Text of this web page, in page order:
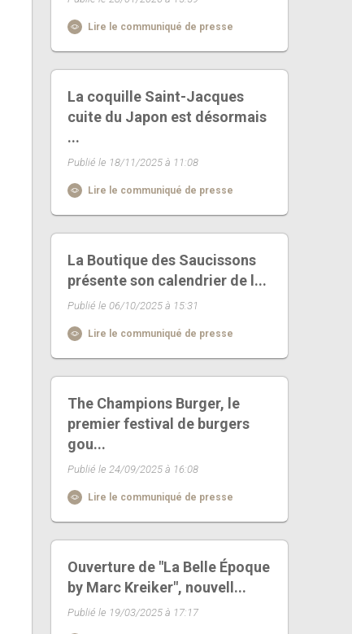
Lire le communiqué de presse
La coquille Saint-Jacques
cuite du Japon est désormais
...
Publié le 18/11/2025 à 11:08
Lire le communiqué de presse
La Boutique des Saucissons
présente son calendrier de l...
Publié le 06/10/2025 à 15:31
Lire le communiqué de presse
The Champions Burger, le
premier festival de burgers
gou...
Publié le 24/09/2025 à 16:08
Lire le communiqué de presse
Ouverture de "La Belle Époque
by Marc Kreiker", nouvell...
Publié le 19/03/2025 à 17:17